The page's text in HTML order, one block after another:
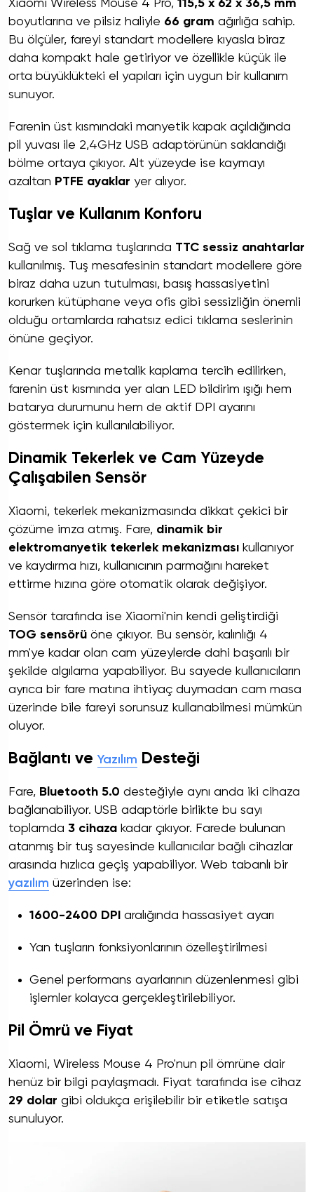
Xiaomi Wireless Mouse 4 Pro, 115,5 x 62 x 36,5 mm
boyutlarına ve pilsiz haliyle 66 gram ağırlığa sahip.
Bu ölçüler, fareyi standart modellere kıyasla biraz
daha kompakt hale getiriyor ve özellikle küçük ile
orta büyüklükteki el yapıları için uygun bir kullanım
sunuyor.
Farenin üst kısmındaki manyetik kapak açıldığında
pil yuvası ile 2,4GHz USB adaptörünün saklandığı
bölme ortaya çıkıyor. Alt yüzeyde ise kaymayı
azaltan PTFE ayaklar yer alıyor.
Tuşlar ve Kullanım Konforu
Sağ ve sol tıklama tuşlarında TTC sessiz anahtarlar
kullanılmış. Tuş mesafesinin standart modellere göre
biraz daha uzun tutulması, basış hassasiyetini
korurken kütüphane veya ofis gibi sessizliğin önemli
olduğu ortamlarda rahatsız edici tıklama seslerinin
önüne geçiyor.
Kenar tuşlarında metalik kaplama tercih edilirken,
farenin üst kısmında yer alan LED bildirim ışığı hem
batarya durumunu hem de aktif DPI ayarını
göstermek için kullanılabiliyor.
Dinamik Tekerlek ve Cam Yüzeyde
Çalışabilen Sensör
Xiaomi, tekerlek mekanizmasında dikkat çekici bir
çözüme imza atmış. Fare, dinamik bir
elektromanyetik tekerlek mekanizması kullanıyor
ve kaydırma hızı, kullanıcının parmağını hareket
ettirme hızına göre otomatik olarak değişiyor.
Sensör tarafında ise Xiaomi'nin kendi geliştirdiği
TOG sensörü öne çıkıyor. Bu sensör, kalınlığı 4
mm'ye kadar olan cam yüzeylerde dahi başarılı bir
şekilde algılama yapabiliyor. Bu sayede kullanıcıların
ayrıca bir fare matına ihtiyaç duymadan cam masa
üzerinde bile fareyi sorunsuz kullanabilmesi mümkün
oluyor.
Bağlantı veYazılım Desteği
Fare, Bluetooth 5.0 desteğiyle aynı anda iki cihaza
bağlanabiliyor. USB adaptörle birlikte bu sayı
toplamda 3 cihaza kadar çıkıyor. Farede bulunan
atanmış bir tuş sayesinde kullanıcılar bağlı cihazlar
arasında hızlıca geçiş yapabiliyor. Web tabanlı bir
yazılım üzerinden ise:
1600-2400 DPI aralığında hassasiyet ayarı
Yan tuşların fonksiyonlarının özelleştirilmesi
Genel performans ayarlarının düzenlenmesi gibi
işlemler kolayca gerçekleştirilebiliyor.
Pil Ömrü ve Fiyat
Xiaomi, Wireless Mouse 4 Pro'nun pil ömrüne dair
henüz bir bilgi paylaşmadı. Fiyat tarafında ise cihaz
29 dolar gibi oldukça erişilebilir bir etiketle satışa
sunuluyor.